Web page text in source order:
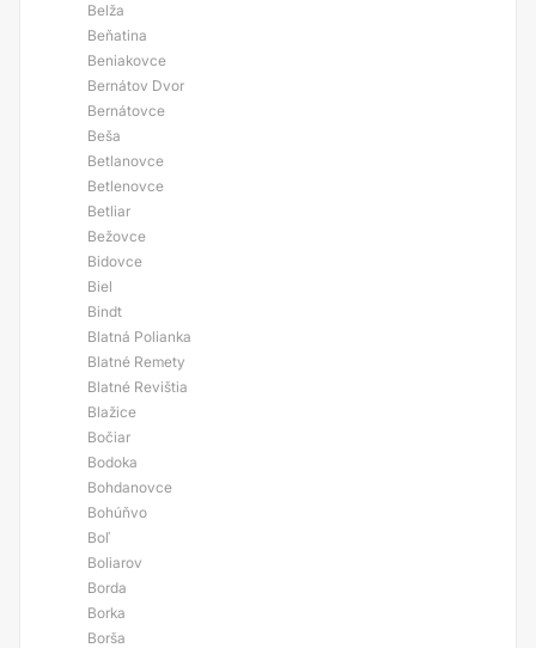
Belža
Beňatina
Beniakovce
Bernátov Dvor
Bernátovce
Beša
Betlanovce
Betlenovce
Betliar
Bežovce
Bidovce
Biel
Bindt
Blatná Polianka
Blatné Remety
Blatné Revištia
Blažice
Bočiar
Bodoka
Bohdanovce
Bohúňvo
Boľ
Boliarov
Borda
Borka
Borša